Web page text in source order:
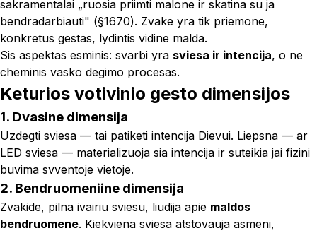
sakramentalai „ruosia priimti malone ir skatina su ja
bendradarbiauti" (§1670). Zvake yra tik priemone,
konkretus gestas, lydintis vidine malda.
Sis aspektas esminis: svarbi yra sviesa ir intencija, o ne
cheminis vasko degimo procesas.
Keturios votivinio gesto dimensijos
1. Dvasine dimensija
Uzdegti sviesa — tai patiketi intencija Dievui. Liepsna — ar
LED sviesa — materializuoja sia intencija ir suteikia jai fizini
buvima svventoje vietoje.
2. Bendruomeniine dimensija
Zvakide, pilna ivairiu sviesu, liudija apie maldos
bendruomene. Kiekviena sviesa atstovauja asmeni,